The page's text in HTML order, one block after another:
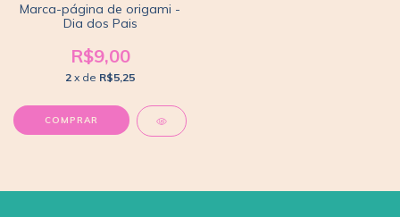
Marca-página de origami -
Dia dos Pais
R$9,00
2 x de R$5,25